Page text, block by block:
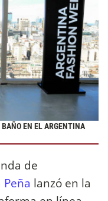
EN EL ARGENTINA
de
lanzó en la